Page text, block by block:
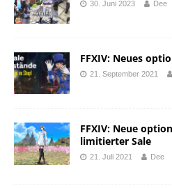
30. Juni 2023 Dee
FFXIV: Neues
21. September 2021
FFXIV: Neue
limitierter Sale
21. Juli 2021 Dee